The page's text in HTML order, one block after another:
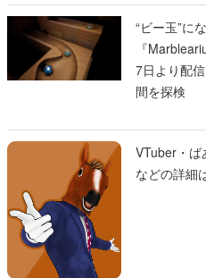
“ビー玉”に
『
7日より配
間を探検
VTuber・ば
などの詳細